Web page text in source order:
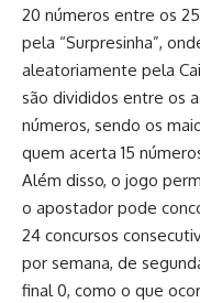
20 números entre os
pela “Surpresinha”,
aleatoriamente pela
são divididos entre os
números, sendo os
quem acerta 15
Além disso, o jogo
o apostador pode
24 concursos
por semana, de
final 0, como o que